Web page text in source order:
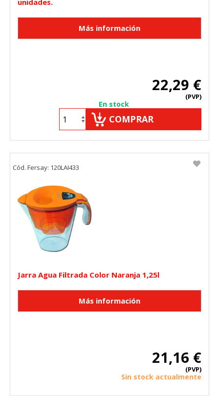
unidades.
22,29 €
(PVP)
En stock
COMPRAR
Jarra Agua Filtrada Color Naranja 1,25l
21,16 €
(PVP)
Sin stock actualmente
Cód. Fersay: 120LAI433
CONFIGURACIÓN DE COOKIES
Estas cookies son necesarias para que el sitio web